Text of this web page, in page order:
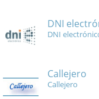
DNI
DNI
Callejero
Callejero